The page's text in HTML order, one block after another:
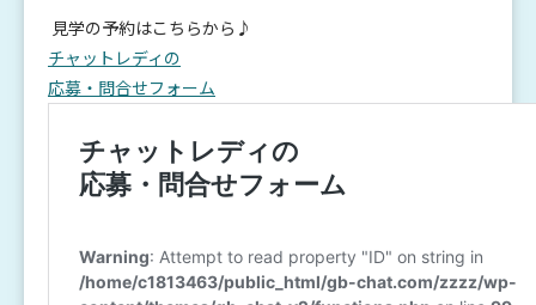
見学の予約はこちらから♪
チャットレディの
応募・問合せフォーム